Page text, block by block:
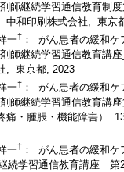
師継続学習通信教育制
和印刷株式会社, 東京
一† ： がん患者の緩和
師継続学習通信教育講
, 東京都, 2023
一† ： がん患者の緩和
師継続学習通信教育講
痛・腫脹・機能障害）
一† ： がん患者の緩和ケ
続学習通信教育講座 第